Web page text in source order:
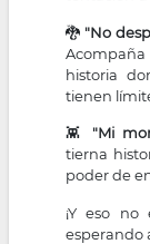
🐉 "No
historia
tienen
👾 "Mi
tierna
poder de
¡Y eso no
esperando